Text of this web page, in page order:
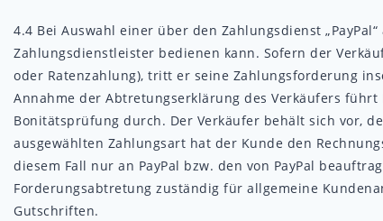
4.4 Bei Auswahl einer über den Zahlungsdienst
Zahlungsdienstleister bedienen kann. Sofern der
oder Ratenzahlung), tritt er seine Zahlungsforderung
Annahme der Abtretungserklärung des Verkäufers
Bonitätsprüfung durch. Der Verkäufer behält sich vor,
ausgewählten Zahlungsart hat der Kunde den
diesem Fall nur an PayPal bzw. den von PayPal
Forderungsabtretung zuständig für allgemeine
Gutschriften.